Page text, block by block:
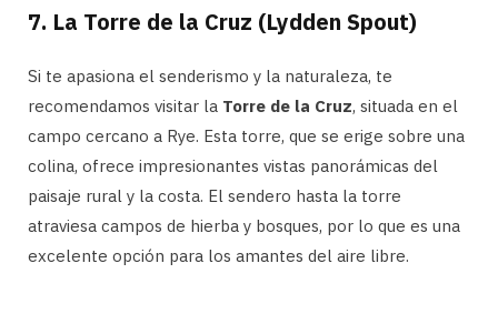
7. La Torre de la Cruz (Lydden Spout)
Si te apasiona el senderismo y la naturaleza, te
recomendamos visitar la Torre de la Cruz, situada en el
campo cercano a Rye. Esta torre, que se erige sobre una
colina, ofrece impresionantes vistas panorámicas del
paisaje rural y la costa. El sendero hasta la torre
atraviesa campos de hierba y bosques, por lo que es una
excelente opción para los amantes del aire libre.